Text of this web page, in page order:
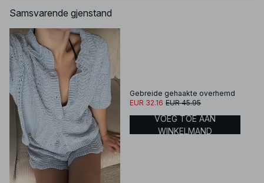
Samsvarende gjenstand
Gebreide gehaakte overhemd
EUR 32.16 EUR 45.95
VOEG TOE AAN
WINKELMAND